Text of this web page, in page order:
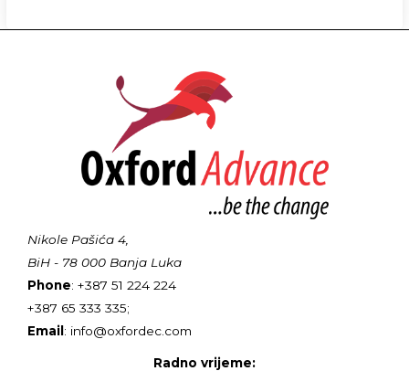
Nikole Pašića 4,
BiH - 78 000 Banja Luka
Phone: +387 51 224 224
+387 65 333 335;
Email: info@oxfordec.com
Radno vrijeme: